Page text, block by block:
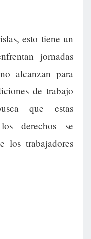
esto tiene un
jornadas
alcanzan para
de trabajo
que estas
derechos se
los trabajadores